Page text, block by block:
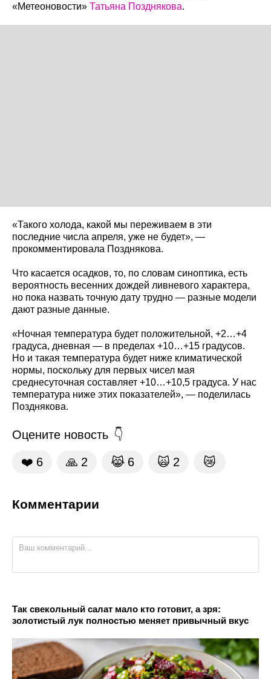
«Метеоновости» Татьяна Позднякова.
«Такого холода, какой мы переживаем в эти
последние числа апреля, уже не будет», —
прокомментировала Позднякова.
Что касается осадков, то, по словам синоптика, есть
вероятность весенних дождей ливневого характера,
но пока назвать точную дату трудно — разные модели
дают разные данные.
«Ночная температура будет положительной, +2…+4
градуса, дневная — в пределах +10…+15 градусов.
Но и такая температура будет ниже климатической
нормы, поскольку для первых чисел мая
среднесуточная составляет +10…+10,5 градуса. У нас
температура ниже этих показателей», — поделилась
Позднякова.
Оцените новость
❤️ 6 🙏 2 😹 6 🙀 2 😿
Комментарии
Так свекольный салат мало кто готовит, а зря:
золотистый лук полностью меняет привычный вкус